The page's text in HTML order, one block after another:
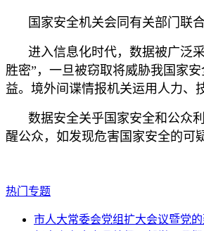
国家安全机关会同有关部门联
进入信息化时代，数据被广泛
胜密”，一旦被窃取将威胁我国家
益。境外间谍情报机关运用人力、
数据安全关乎国家安全和公众
醒公众，如发现危害国家安全的可
热门专题
市人大常委会党组扩大会议暨党